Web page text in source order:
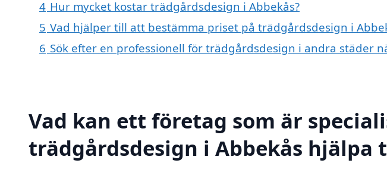
4 Hur mycket kostar trädgårdsdesign i Abbekås?
5 Vad hjälper till att bestämma priset på trädgårdsdesign i
6 Sök efter en professionell för trädgårdsdesign i andra städer
Vad kan ett företag som är
trädgårdsdesign i Abbekås hjälpa